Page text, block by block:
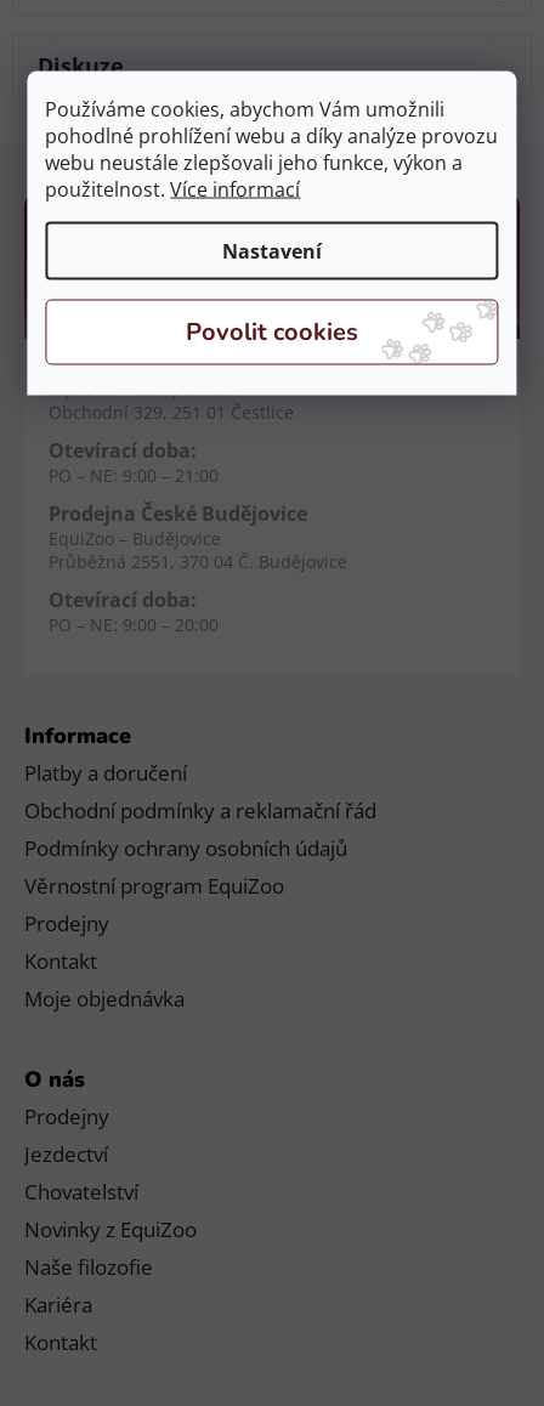
Používáme cookies, abychom Vám umožnili
pohodlné prohlížení webu a díky analýze provozu
webu neustále zlepšovali jeho funkce, výkon a
použitelnost.Více informací
Nastavení
Diskuze
Informace
Platby a doručení
Obchodní podmínky a reklamační řád
Podmínky ochrany osobních údajů
Věrnostní program EquiZoo
Prodejny
Kontakt
Moje objednávka
O nás
Prodejny
Jezdectví
Chovatelství
Novinky z EquiZoo
Naše filozofie
Kariéra
Kontakt
Kamenné prodejny
Prodejna Čestlice
Obchodní 329, 251 01 Čestlice
Otevírací doba:
PO – NE: 9:00 – 21:00
Prodejna České Budějovice
EquiZoo – Budějovice
Průběžná 2551, 370 04 Č. Budějovice
Otevírací doba:
PO – NE: 9:00 – 20:00